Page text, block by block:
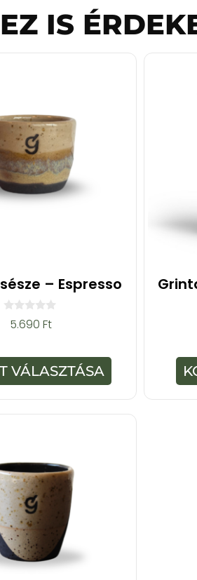
EZ IS
– Espresso
-
b
ő
l
5.690Ft
VÁLASZTÁSA